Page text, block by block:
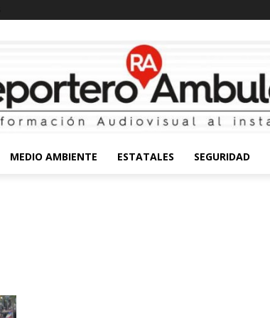
MEDIO AMBIENTE ESTATALES SEGURIDAD